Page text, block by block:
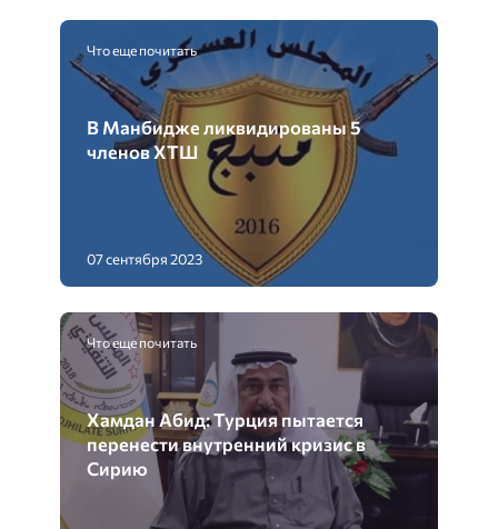
Что еще почитать
В Манбидже ликвидированы 5
членов ХТШ
07 сентября 2023
Что еще почитать
Хамдан Абид: Турция пытается
перенести внутренний кризис в
Сирию